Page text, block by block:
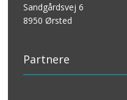
Sandgårdsvej 6
8950 Ørsted
Partnere